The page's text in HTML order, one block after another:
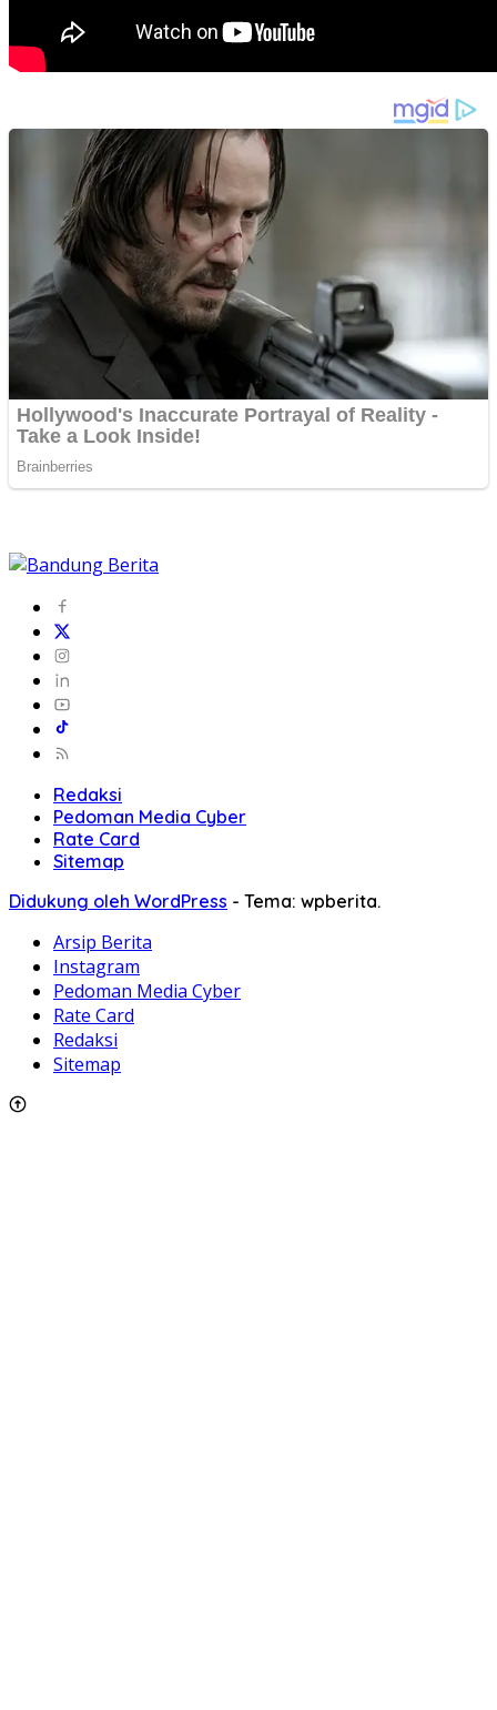
Redaksi
Pedoman Media Cyber
Rate Card
Sitemap
Didukung oleh WordPress - Tema: wpberita.
Arsip Berita
Instagram
Pedoman Media Cyber
Rate Card
Redaksi
Sitemap